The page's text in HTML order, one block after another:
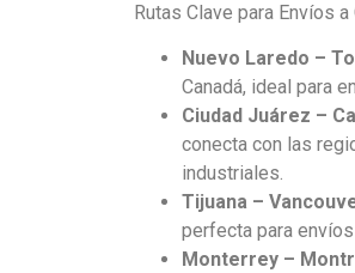
Rutas Clave para Envíos a
Nuevo Laredo –
Canadá, ideal para
Ciudad Juárez –
conecta con las
industriales.
Tijuana –
perfecta para
Monterrey –